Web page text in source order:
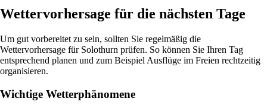
Wettervorhersage für die nächsten Tage
Um gut vorbereitet zu sein, sollten Sie regelmäßig die
Wettervorhersage für Solothurn prüfen. So können Sie Ihren Tag
entsprechend planen und zum Beispiel Ausflüge im Freien rechtzeitig
organisieren.
Wichtige Wetterphänomene